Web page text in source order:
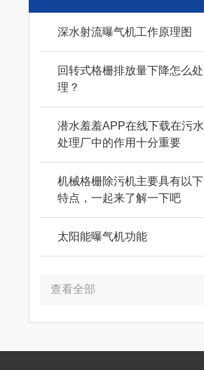
深水射流曝气机工作原理图
回转式格栅排放量下降怎么处
理？
潜水羞羞APP在线下载在污水
处理厂中的作用十分重要
机械格栅除污机主要具有以下
特点，一起来了解一下吧
太阳能曝气机功能
查看全部